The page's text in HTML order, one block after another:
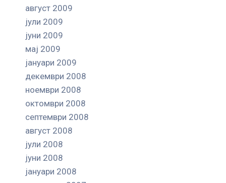
август 2009
јули 2009
јуни 2009
мај 2009
јануари 2009
декември 2008
ноември 2008
октомври 2008
септември 2008
август 2008
јули 2008
јуни 2008
јануари 2008